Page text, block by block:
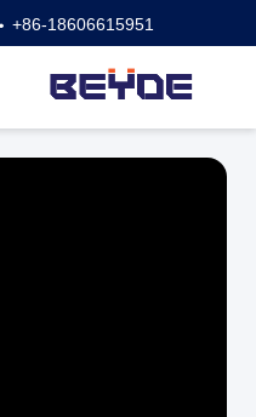
+86-18606615951